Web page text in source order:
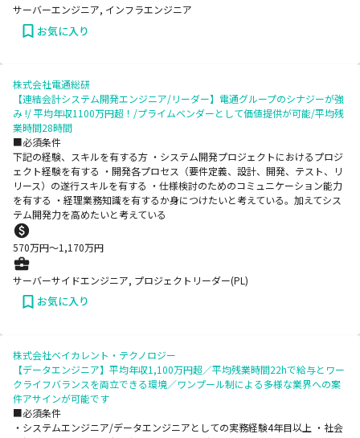
サーバーエンジニア, インフラエンジニア
お気に入り
株式会社電通総研
【連結会計システム開発エンジニア/リーダー】電通グループのシナジーが強
み !/ 平均年収1100万円超！/プライムベンダーとして価値提供が可能/平均残
業時間28時間
■必須条件
下記の経験、スキルを有する方 ・システム開発プロジェクトにおけるプロジ
ェクト経験を有する ・開発各プロセス（要件定義、設計、開発、テスト、リ
リース）の遂行スキルを有する ・仕様検討のためのコミュニケーション能力
を有する ・経理業務知識を有するか身につけたいと考えている。加えてシス
テム開発力を高めたいと考えている
570万円〜1,170万円
サーバーサイドエンジニア, プロジェクトリーダー(PL)
お気に入り
株式会社ベイカレント・テクノロジー
【データエンジニア】平均年収1,100万円超／平均残業時間22hで給与とワー
クライフバランスを両立できる環境／ワンプール制による多様な業界への案
件アサインが可能です
■必須条件
・システムエンジニア/データエンジニアとしての実務経験4年目以上 ・社会